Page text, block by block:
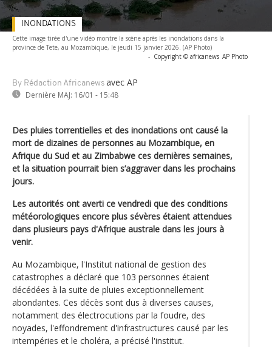
Cette image tirée d'une vidéo montre la scène après les inondations dans la
province de Tete, au Mozambique, le jeudi 15 janvier 2026. (AP Photo)
- Copyright © africanews AP Photo
By Rédaction Africanews avec AP
Dernière MAJ: 16/01 - 15:48
INONDATIONS
Des pluies torrentielles et des inondations ont causé la
mort de dizaines de personnes au Mozambique, en
Afrique du Sud et au Zimbabwe ces dernières semaines,
et la situation pourrait bien s’aggraver dans les prochains
jours.
Les autorités ont averti ce vendredi que des conditions
météorologiques encore plus sévères étaient attendues
dans plusieurs pays d'Afrique australe dans les jours à
venir.
Au Mozambique, l'Institut national de gestion des
catastrophes a déclaré que 103 personnes étaient
décédées à la suite de pluies exceptionnellement
abondantes. Ces décès sont dus à diverses causes,
notamment des électrocutions par la foudre, des
noyades, l'effondrement d'infrastructures causé par les
intempéries et le choléra, a précisé l'institut.